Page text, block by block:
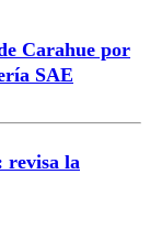
Carahue por
SAE
revisa la